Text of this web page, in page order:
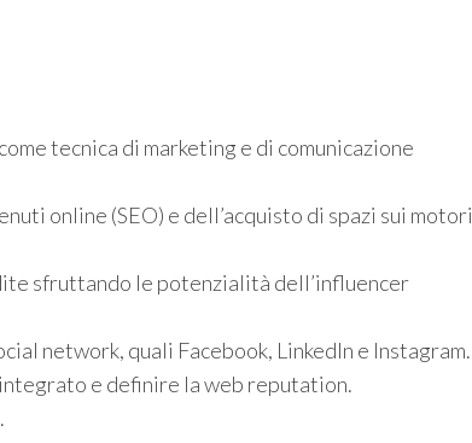
tecnica di marketing e di comunicazione
online (SEO) e dell’acquisto di spazi sui motori
sfruttando le potenzialità dell’influencer
network, quali Facebook, LinkedIn e Instagram.
e definire la web reputation.